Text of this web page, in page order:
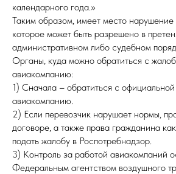
календарного года.»
Таким образом, имеет место нарушение
которое может быть разрешено в
административном либо судебном
Органы, куда можно обратиться с
авиакомпанию:
1) Сначала – обратиться с
авиакомпанию.
2) Если перевозчик нарушает нормы,
договоре, а также права гражданина
подать жалобу в Роспотребнадзор.
3) Контроль за работой авиакомпаний
Федеральным агентством воздушного